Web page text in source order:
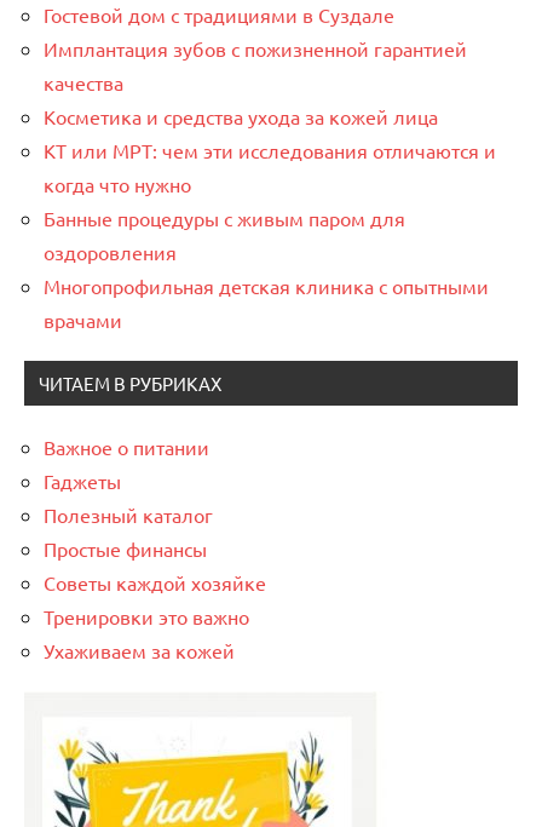
Гостевой дом с традициями в Суздале
Имплантация зубов с пожизненной гарантией
качества
Косметика и средства ухода за кожей лица
КТ или МРТ: чем эти исследования отличаются и
когда что нужно
Банные процедуры с живым паром для
оздоровления
Многопрофильная детская клиника с опытными
врачами
ЧИТАЕМ В РУБРИКАХ
Важное о питании
Гаджеты
Полезный каталог
Простые финансы
Советы каждой хозяйке
Тренировки это важно
Ухаживаем за кожей